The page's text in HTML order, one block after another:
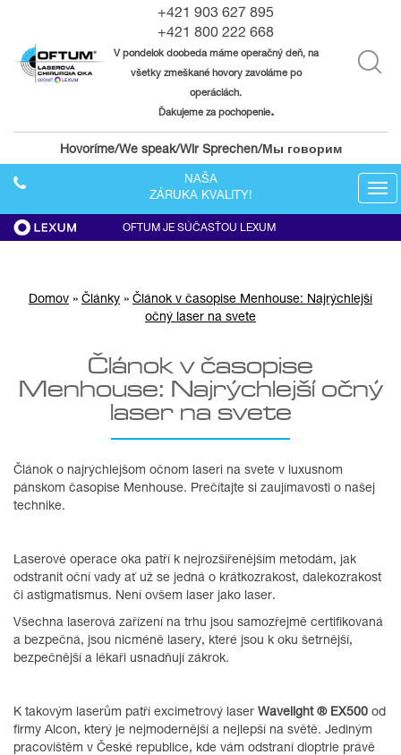
+421 903 627 895
+421 800 222 668
V pondelok doobeda máme operačný deň, na
všetky zmeškané hovory zavoláme po
operáciách.
Ďakujeme za pochopenie.
Hovoríme/We speak/Wir Sprechen/Мы говорим
NAŠA
ZÁRUKA KVALITY!
OFTUM JE SÚČASŤOU LEXUM
Domov » Články » Článok v časopise Menhouse: Najrýchlejší
očný laser na svete
Článok v časopise
Menhouse: Najrýchlejší očný
laser na svete
Článok o najrýchlejšom očnom laseri na svete v luxusnom
pánskom časopise Menhouse. Prečítajte si zaujímavosti o našej
technike.
Laserové operace oka patří k nejrozšířenějším metodám, jak
odstranit oční vady ať už se jedná o krátkozrakost, dalekozrakost
či astigmatismus. Není ovšem laser jako laser.
Všechna laserová zařízení na trhu jsou samozřejmě certifikovaná
a bezpečná, jsou nicméně lasery, které jsou k oku šetrnější,
bezpečnější a lékaři usnadňují zákrok.
K takovým laserům patří excimetrový laser Wavelight ® EX500 od
firmy Alcon, který je nejmodernější a nejlepší na světě. Jediným
pracovištěm v České republice, kde vám odstraní dioptrie právě